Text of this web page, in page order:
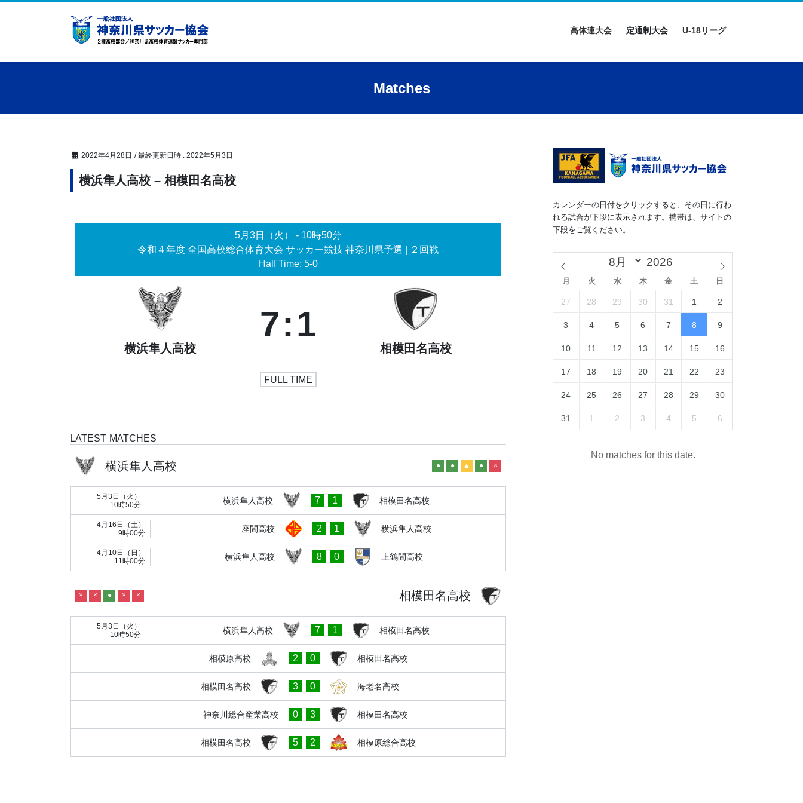
ツ
シ
高体連大会 定通制大会 U-18リーグ
Matches
2022年4月28日 / 最終更新日時 : 2022年5月3日
横浜隼人高校 – 相模田名高校
5月3日（火） - 10時50分
令和４年度 全国高校総合体育大会 サッカー競技 神奈川県予選
| ２回戦
Half Time: 5-0
横浜隼人高校
7:1
相模田名高校
FULL TIME
LATEST MATCHES
横浜隼人高校 ● ● ▲ ● ×
5月3日（火）
10時50分
横浜隼人高校 7 1 相模田名高校
4月16日（土）
9時00分
座間高校 2 1 横浜隼人高校
4月10日（日）
11時00分
横浜隼人高校 8 0 上鶴間高校
相模田名高校
× × ● × ×
5月3日（火）
10時50分
横浜隼人高校 7 1 相模田名高校
相模原高校 2 0 相模田名高校
相模田名高校 3 0 海老名高校
神奈川総合産業高校 0 3 相模田名高校
相模田名高校 5 2 相模原総合高校
カレンダーの日付をクリックすると、その日に行わ
れる試合が下段に表示されます。携帯は、サイトの
下段をご覧ください。
月 火 水 木 金 土 日
27 28 29 30 31 1 2
3 4 5 6 7 8 9
10 11 12 13 14 15 16
17 18 19 20 21 22 23
24 25 26 27 28 29 30
31 1 2 3 4 5 6
No matches for this date.